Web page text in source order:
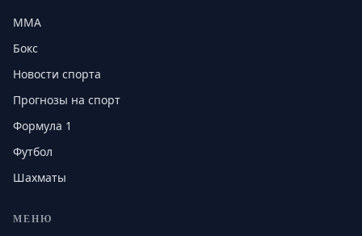
MMA
Бокс
Новости спорта
Прогнозы на спорт
Формула 1
Футбол
Шахматы
МЕНЮ